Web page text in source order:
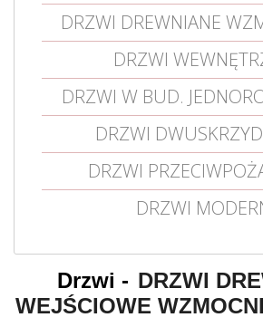
DRZWI DREWNIANE
DRZWI
DRZWI W BUD.
DRZWI
DRZWI
DRZWI
DRZWI
WEJŚCIOWE